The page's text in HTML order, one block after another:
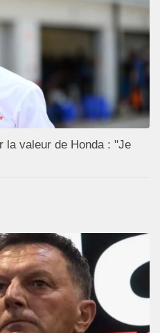
la valeur de Honda : "Je